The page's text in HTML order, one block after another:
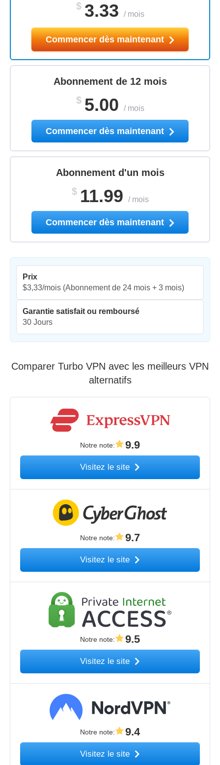
$ 3.33 / mois
Commencer dès maintenant
Abonnement de 12 mois
$ 5.00 / mois
Commencer dès maintenant
Abonnement d'un mois
$ 11.99 / mois
Commencer dès maintenant
Prix
$3,33/mois (Abonnement de 24 mois + 3 mois)
Garantie satisfait ou remboursé
30 Jours
Comparer Turbo VPN avec les meilleurs VPN
alternatifs
Notre note: 9.9
Visitez le site
Notre note: 9.7
Visitez le site
Notre note: 9.5
Visitez le site
Notre note: 9.4
Visitez le site